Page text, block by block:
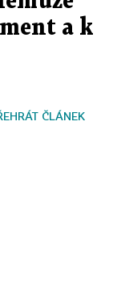
a k
ČLÁNEK